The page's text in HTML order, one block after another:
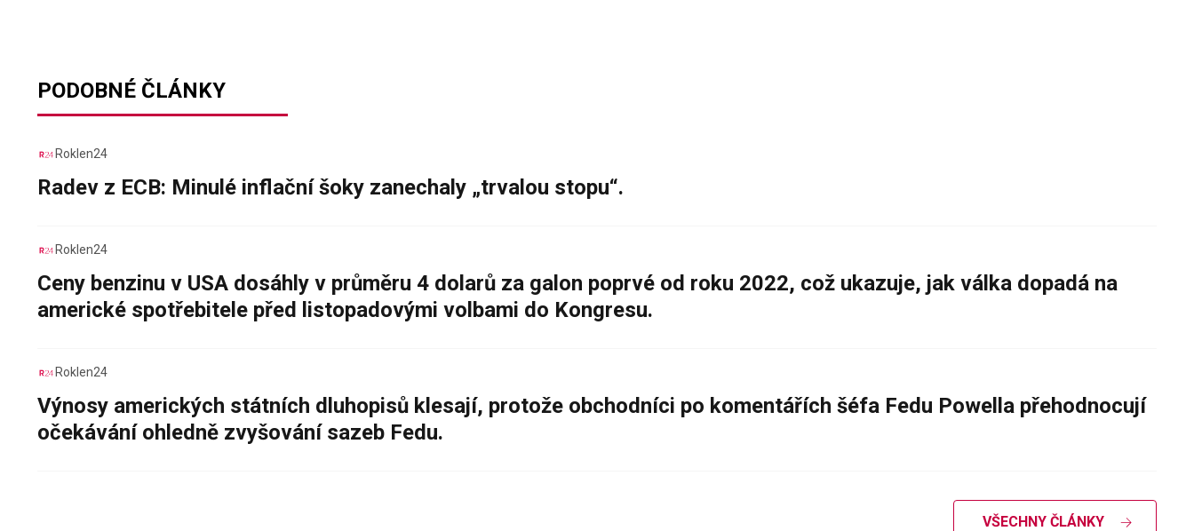
PODOBNÉ ČLÁNKY
Roklen24
Radev z ECB: Minulé inflační šoky zanechaly „trvalou stopu“.
Roklen24
Ceny benzinu v USA dosáhly v průměru 4 dolarů za galon poprvé od roku 2022, což ukazuje, jak válka dopadá na
americké spotřebitele před listopadovými volbami do Kongresu.
Roklen24
Výnosy amerických státních dluhopisů klesají, protože obchodníci po komentářích šéfa Fedu Powella přehodnocují
očekávání ohledně zvyšování sazeb Fedu.
VŠECHNY ČLÁNKY